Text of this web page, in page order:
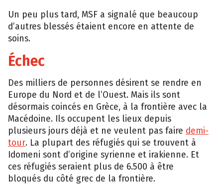
Un peu plus tard, MSF a signalé que beaucoup
d’autres blessés étaient encore en attente de
soins.
Échec
Des milliers de personnes désirent se rendre en
Europe du Nord et de l’Ouest. Mais ils sont
désormais coincés en Grèce, à la frontière avec la
Macédoine. Ils occupent les lieux depuis
plusieurs jours déjà et ne veulent pas faire demi-
tour. La plupart des réfugiés qui se trouvent à
Idomeni sont d’origine syrienne et irakienne. Et
ces réfugiés seraient plus de 6.500 à être
bloqués du côté grec de la frontière.